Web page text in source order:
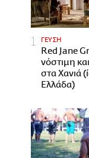
ΓΕΥΣΗ
Red Jane
νόστιμη
στα Χανιά
Ελλάδα)